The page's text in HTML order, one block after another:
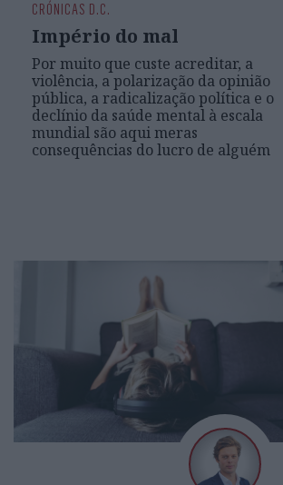
CRÓNICAS D.C.
Império do mal
Por muito que custe acreditar, a
violência, a polarização da opinião
pública, a radicalização política e o
declínio da saúde mental à escala
mundial são aqui meras
consequências do lucro de alguém